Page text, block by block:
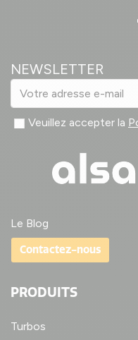
NEWSLETTER
Veuillez accepter la
Le Blog
Contactez-nous
PRODUITS
Turbos